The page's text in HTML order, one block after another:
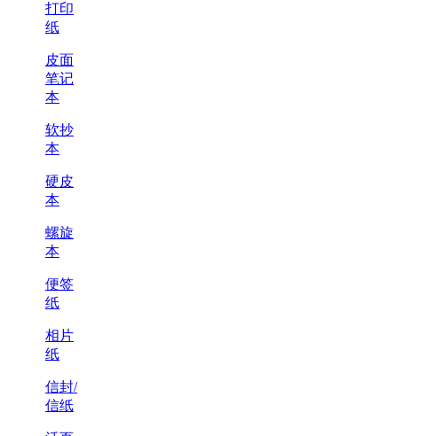
打印
纸
皮面
笔记
本
软抄
本
硬皮
本
螺旋
本
便签
纸
相片
纸
信封/
信纸